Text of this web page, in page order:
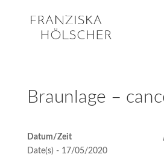
Braunlage –
Datum/Zeit
Date(s) - 17/05/2020